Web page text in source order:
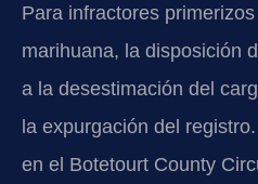
Para infractores
marihuana, la disposición
a la desestimación del
la expurgación del
en el Botetourt County